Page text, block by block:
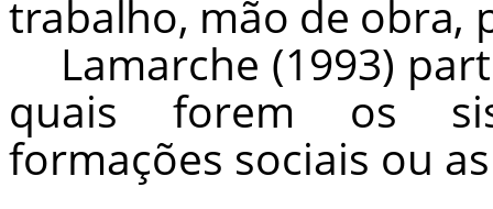
trabalho, mão de obra,
Lamarche (1993)
quais forem os
formações sociais ou